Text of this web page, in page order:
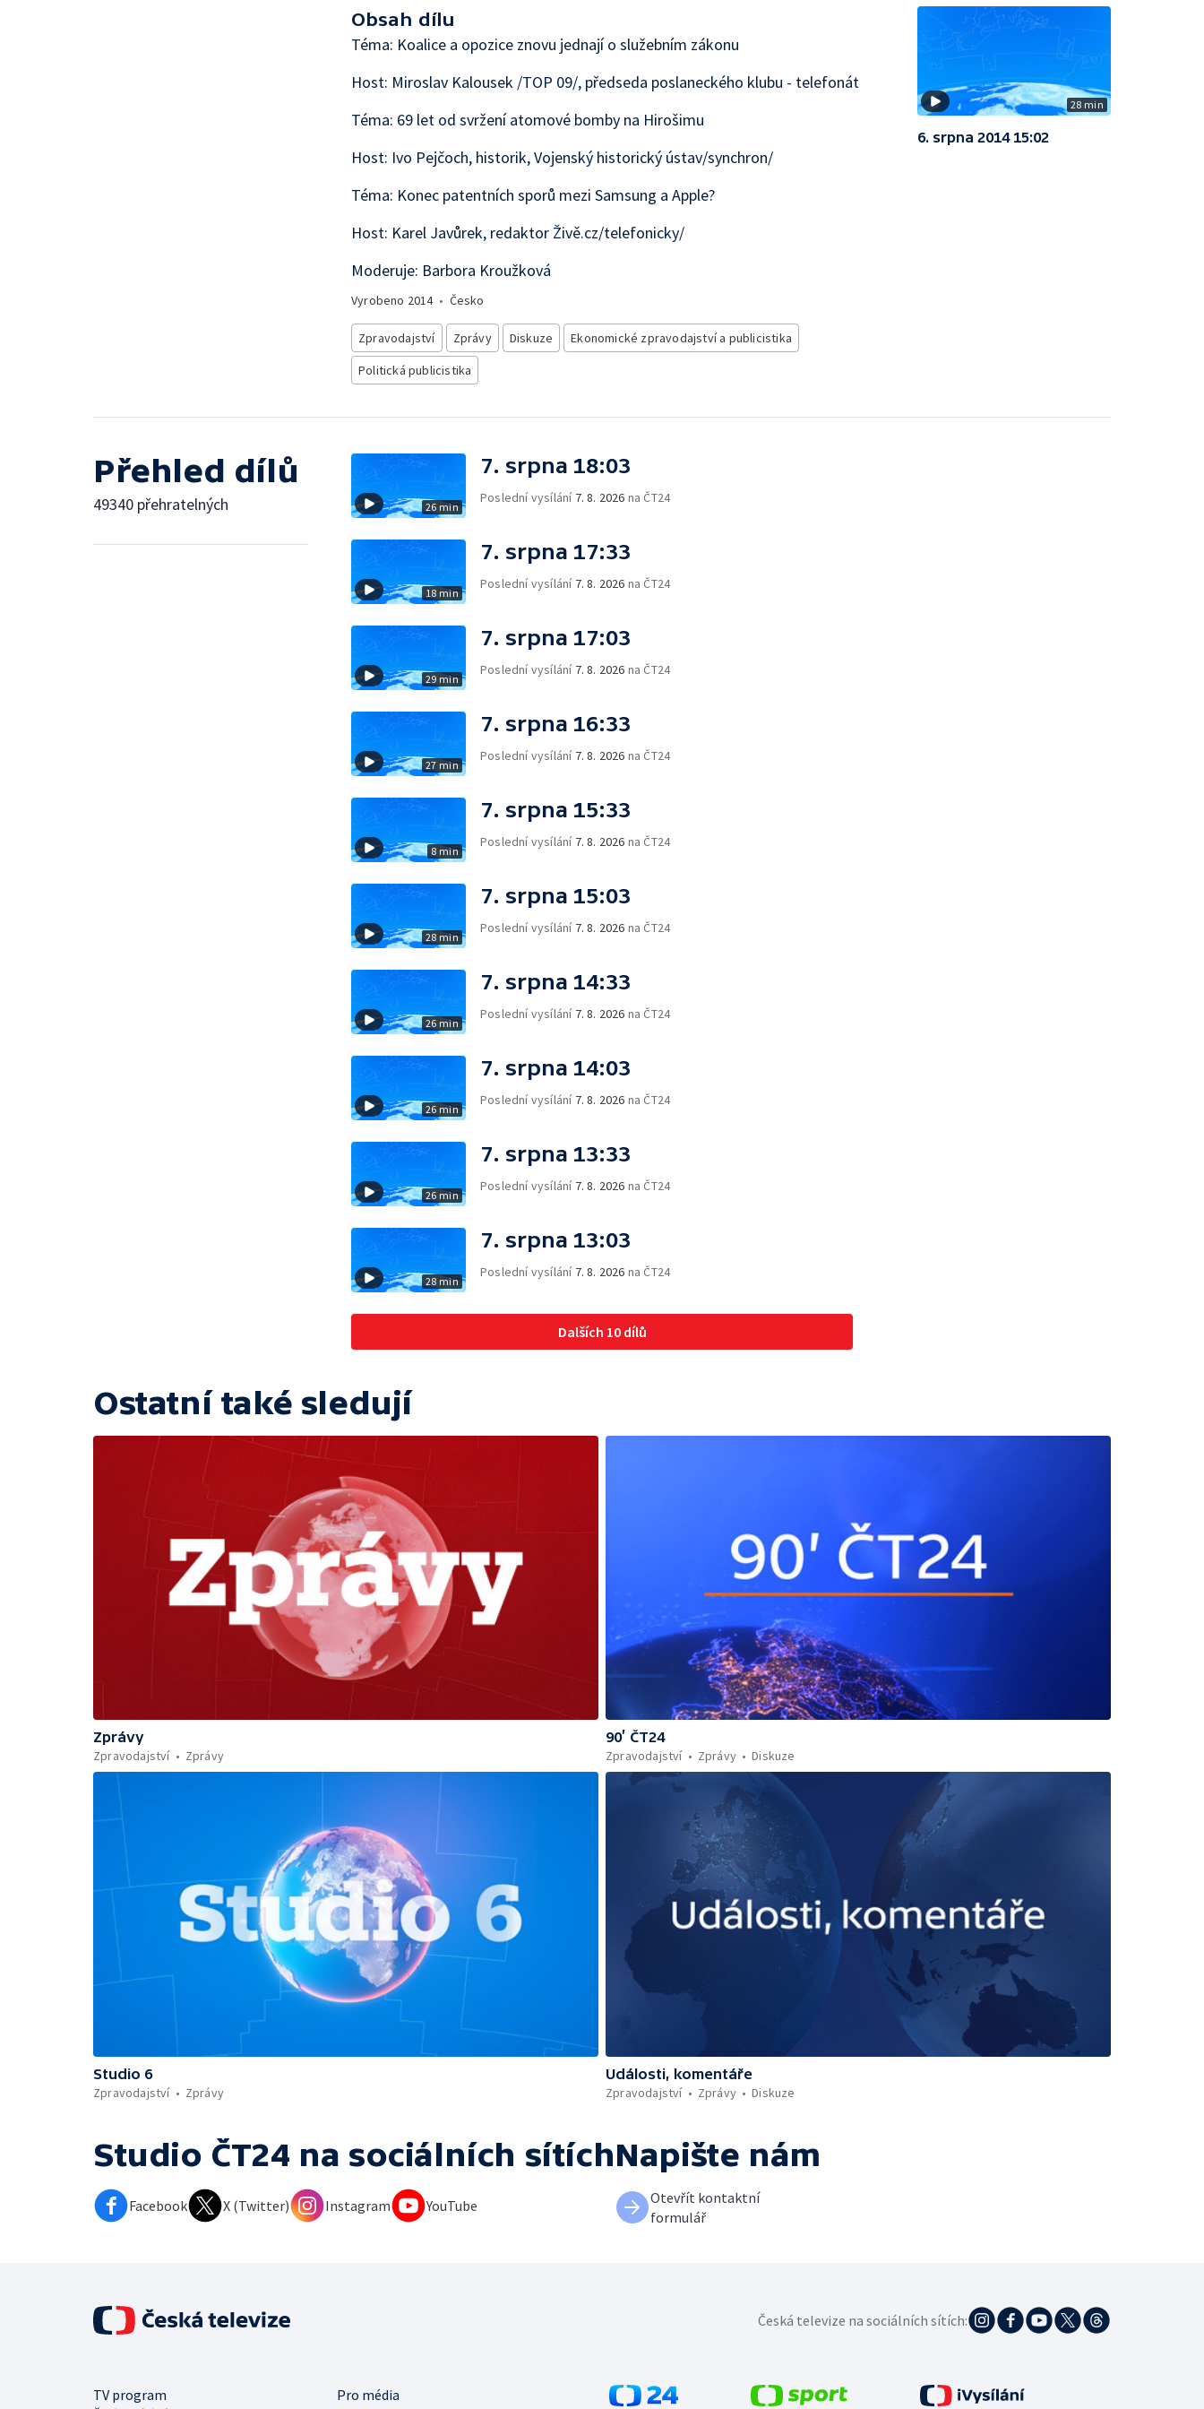
Obsah dílu
Téma: Koalice a opozice znovu jednají o služebním zákonu
Host: Miroslav Kalousek /TOP 09/, předseda poslaneckého klubu - telefonát
Téma: 69 let od svržení atomové bomby na Hirošimu
Host: Ivo Pejčoch, historik, Vojenský historický ústav/synchron/
Téma: Konec patentních sporů mezi Samsung a Apple?
Host: Karel Javůrek, redaktor Živě.cz/telefonicky/
Moderuje: Barbora Kroužková
Vyrobeno 2014• Česko
Zpravodajství Zprávy Diskuze
Ekonomické zpravodajství a publicistika
Politická publicistika
28 min
6. srpna 2014 15:02
Přehled dílů
49340 přehratelných 26 min
7. srpna 18:03
Poslední vysílání 7. 8. 2026 na ČT24
18 min
7. srpna 17:33
Poslední vysílání 7. 8. 2026 na ČT24
29 min
7. srpna 17:03
Poslední vysílání 7. 8. 2026 na ČT24
27 min
7. srpna 16:33
Poslední vysílání 7. 8. 2026 na ČT24
8 min
7. srpna 15:33
Poslední vysílání 7. 8. 2026 na ČT24
28 min
7. srpna 15:03
Poslední vysílání 7. 8. 2026 na ČT24
26 min
7. srpna 14:33
Poslední vysílání 7. 8. 2026 na ČT24
26 min
7. srpna 14:03
Poslední vysílání 7. 8. 2026 na ČT24
26 min
7. srpna 13:33
Poslední vysílání 7. 8. 2026 na ČT24
28 min
7. srpna 13:03
Poslední vysílání 7. 8. 2026 na ČT24
Dalších 10 dílů
Ostatní také sledují
Zprávy
Zpravodajství
Zprávy
90’ ČT24
Zpravodajství
Zprávy Diskuze
Studio 6
Zpravodajství
Zprávy
Události, komentáře
Zpravodajství
Zprávy Diskuze
Studio ČT24 na sociálních sítích
Facebook X (Twitter) Instagram YouTube
Napište nám
Otevřít kontaktní
formulář
TV program
Pro média
Česká televize na sociálních sítích: